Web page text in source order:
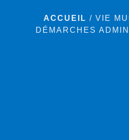
ACCUEIL / VIE
DÉMARCHES